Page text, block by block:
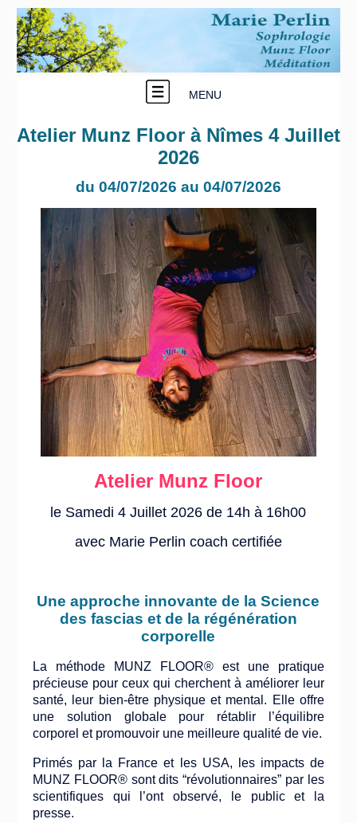
MENU
Atelier Munz Floor à Nîmes 4 Juillet
2026
du 04/07/2026 au 04/07/2026
Atelier Munz Floor
le Samedi 4 Juillet 2026 de 14h à 16h00
avec Marie Perlin coach certifiée
Une approche innovante de la Science
des fascias et de la régénération
corporelle
La méthode MUNZ FLOOR® est une pratique
précieuse pour ceux qui cherchent à améliorer leur
santé, leur bien-être physique et mental. Elle offre
une solution globale pour rétablir l’équilibre
corporel et promouvoir une meilleure qualité de vie.
Primés par la France et les USA, les impacts de
MUNZ FLOOR® sont dits “révolutionnaires” par les
scientifiques qui l’ont observé, le public et la
presse.